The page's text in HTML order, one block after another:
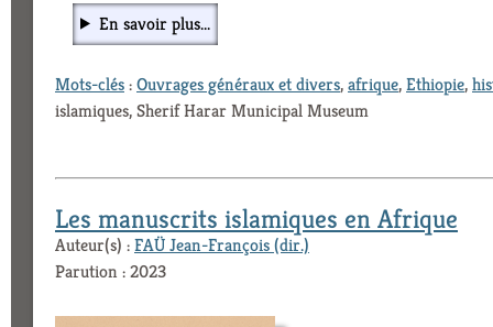
En savoir plus...
Mots-clés:Ouvrages généraux et divers,afrique,Ethiopie,
islamiques, Sherif Harar Municipal Museum
Les manuscrits islamiques en Afrique
Auteur(s) :FAÜ Jean-François (dir.)
Parution : 2023